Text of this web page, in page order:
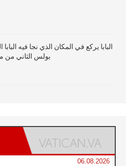
البابا يركع في المكان الذي نجا فيه
بولس الثاني من
06.08.2026